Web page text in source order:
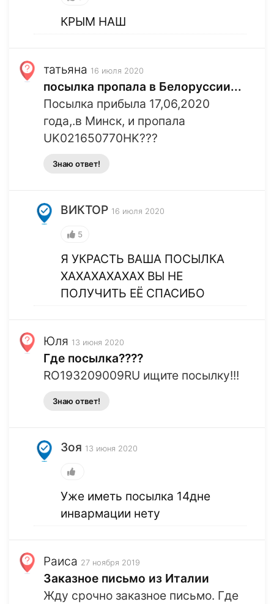
КРЫМ НАШ
татьяна 16 июля 2020
посылка пропала в Белоруссии...
Посылка прибыла 17,06,2020
года,.в Минск, и пропала
UK021650770HK???
Знаю ответ!
ВИКТОР 16 июля 2020
5
Я УКРАСТЬ ВАША ПОСЫЛКА
ХАХАХАХАХАХ ВЫ НЕ
ПОЛУЧИТЬ ЕЁ СПАСИБО
Юля 13 июня 2020
Где посылка????
RO193209009RU ищите посылку!!!
Знаю ответ!
Зоя 13 июня 2020
Уже иметь посылка 14дне
инвармации нету
Раиса 27 ноября 2019
Заказное письмо из Италии
Жду срочно заказное письмо. Где